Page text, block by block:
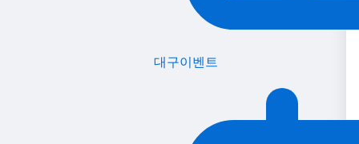
대구이벤트